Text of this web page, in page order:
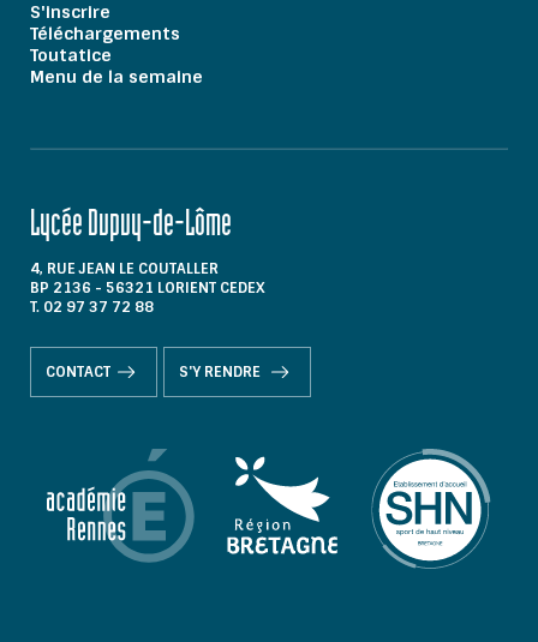
S'inscrire
Téléchargements
Toutatice
Menu de la semaine
Lycée Dupuy-de-Lôme
4, RUE JEAN LE COUTALLER
BP 2136 - 56321 LORIENT CEDEX
T. 02 97 37 72 88
CONTACT S'Y RENDRE